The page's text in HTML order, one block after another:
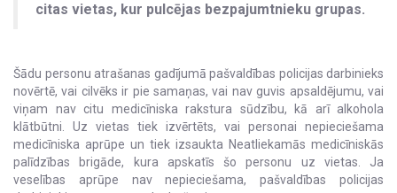
citas vietas, kur pulcējas bezpajumtnieku grupas.
Šādu personu atrašanas gadījumā pašvaldības policijas darbinieks
novērtē, vai cilvēks ir pie samaņas, vai nav guvis apsaldējumu, vai
viņam nav citu medicīniska rakstura sūdzību, kā arī alkohola
klātbūtni. Uz vietas tiek izvērtēts, vai personai nepieciešama
medicīniska aprūpe un tiek izsaukta Neatliekamās medicīniskās
palīdzības brigāde, kura apskatīs šo personu uz vietas. Ja
veselības aprūpe nav nepieciešama, pašvaldības policijas